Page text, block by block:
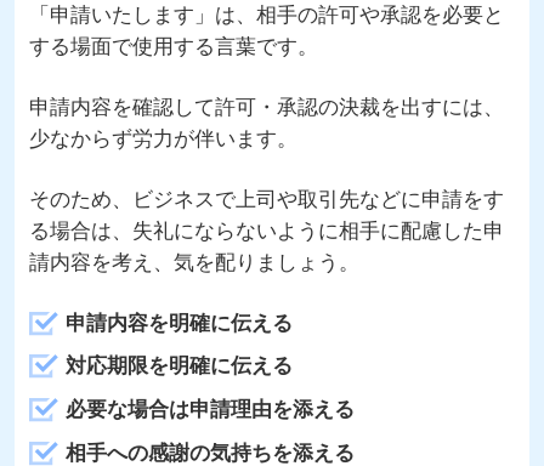
「申請いたします」は、相手の許可や承認を必要と
する場面で使用する言葉です。
申請内容を確認して許可・承認の決裁を出すには、
少なからず労力が伴います。
そのため、ビジネスで上司や取引先などに申請をす
る場合は、失礼にならないように相手に配慮した申
請内容を考え、気を配りましょう。
申請内容を明確に伝える
対応期限を明確に伝える
必要な場合は申請理由を添える
相手への感謝の気持ちを添える